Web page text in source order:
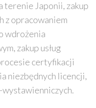
terenie Japonii, zakup
z opracowaniem
wdrożenia
zakup usług
certyfikacji
niezbędnych licencji,
wystawienniczych.